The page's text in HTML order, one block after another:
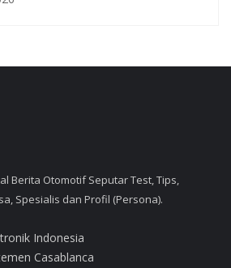
Berita Otomotif Seputar Test, Tips,
Spesialis dan Profil (Persona).
Indonesia
Casablanca